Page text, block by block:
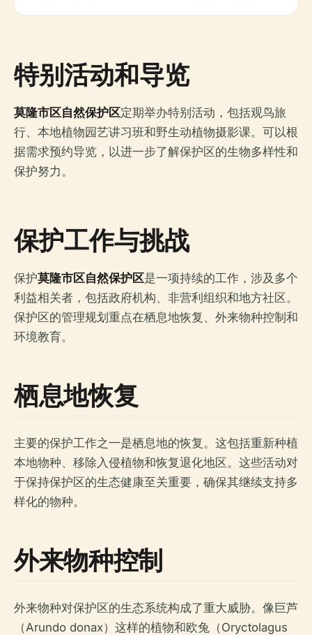
特别活动和导览
莫隆市区自然保护区定期举办特别活动，包括观鸟旅
行、本地植物园艺讲习班和野生动植物摄影课。可以根
据需求预约导览，以进一步了解保护区的生物多样性和
保护努力。
保护工作与挑战
保护莫隆市区自然保护区是一项持续的工作，涉及多个
利益相关者，包括政府机构、非营利组织和地方社区。
保护区的管理规划重点在栖息地恢复、外来物种控制和
环境教育。
栖息地恢复
主要的保护工作之一是栖息地的恢复。这包括重新种植
本地物种、移除入侵植物和恢复退化地区。这些活动对
于保持保护区的生态健康至关重要，确保其继续支持多
样化的物种。
外来物种控制
外来物种对保护区的生态系统构成了重大威胁。像巨芦
（Arundo donax）这样的植物和欧兔（Oryctolagus